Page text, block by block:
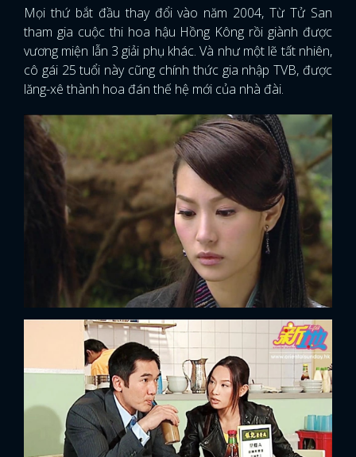
Mọi thứ bắt đầu thay đổi vào năm 2004, Từ Tử San
tham gia cuộc thi hoa hậu Hồng Kông rồi giành được
vương miện lẫn 3 giải phụ khác. Và như một lẽ tất nhiên,
cô gái 25 tuổi này cũng chính thức gia nhập TVB, được
lăng-xê thành hoa đán thế hệ mới của nhà đài.